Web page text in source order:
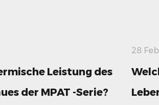
Leistung des
der MPAT -Serie?
28